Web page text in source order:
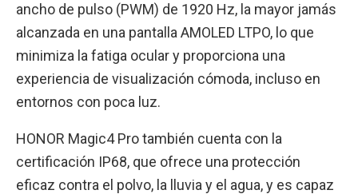
ancho de pulso (PWM) de 1920 Hz, la mayor jamás
alcanzada en una pantalla AMOLED LTPO, lo que
minimiza la fatiga ocular y proporciona una
experiencia de visualización cómoda, incluso en
entornos con poca luz.
HONOR Magic4 Pro también cuenta con la
certificación IP68, que ofrece una protección
eficaz contra el polvo, la lluvia y el agua, y es capaz